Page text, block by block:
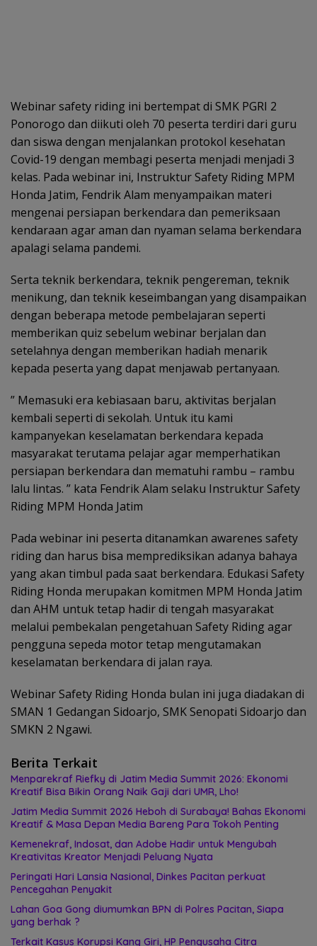
Webinar safety riding ini bertempat di SMK PGRI 2
Ponorogo dan diikuti oleh 70 peserta terdiri dari guru
dan siswa dengan menjalankan protokol kesehatan
Covid-19 dengan membagi peserta menjadi menjadi 3
kelas. Pada webinar ini, Instruktur Safety Riding MPM
Honda Jatim, Fendrik Alam menyampaikan materi
mengenai persiapan berkendara dan pemeriksaan
kendaraan agar aman dan nyaman selama berkendara
apalagi selama pandemi.
Serta teknik berkendara, teknik pengereman, teknik
menikung, dan teknik keseimbangan yang disampaikan
dengan beberapa metode pembelajaran seperti
memberikan quiz sebelum webinar berjalan dan
setelahnya dengan memberikan hadiah menarik
kepada peserta yang dapat menjawab pertanyaan.
” Memasuki era kebiasaan baru, aktivitas berjalan
kembali seperti di sekolah. Untuk itu kami
kampanyekan keselamatan berkendara kepada
masyarakat terutama pelajar agar memperhatikan
persiapan berkendara dan mematuhi rambu – rambu
lalu lintas. ” kata Fendrik Alam selaku Instruktur Safety
Riding MPM Honda Jatim
Pada webinar ini peserta ditanamkan awarenes safety
riding dan harus bisa memprediksikan adanya bahaya
yang akan timbul pada saat berkendara. Edukasi Safety
Riding Honda merupakan komitmen MPM Honda Jatim
dan AHM untuk tetap hadir di tengah masyarakat
melalui pembekalan pengetahuan Safety Riding agar
pengguna sepeda motor tetap mengutamakan
keselamatan berkendara di jalan raya.
Webinar Safety Riding Honda bulan ini juga diadakan di
SMAN 1 Gedangan Sidoarjo, SMK Senopati Sidoarjo dan
SMKN 2 Ngawi.
Berita Terkait
Menparekraf Riefky di Jatim Media Summit 2026: Ekonomi
Kreatif Bisa Bikin Orang Naik Gaji dari UMR, Lho!
Jatim Media Summit 2026 Heboh di Surabaya! Bahas Ekonomi
Kreatif & Masa Depan Media Bareng Para Tokoh Penting
Kemenekraf, Indosat, dan Adobe Hadir untuk Mengubah
Kreativitas Kreator Menjadi Peluang Nyata
Peringati Hari Lansia Nasional, Dinkes Pacitan perkuat
Pencegahan Penyakit
Lahan Goa Gong diumumkan BPN di Polres Pacitan, Siapa
yang berhak ?
Terkait Kasus Korupsi Kang Giri, HP Pengusaha Citra